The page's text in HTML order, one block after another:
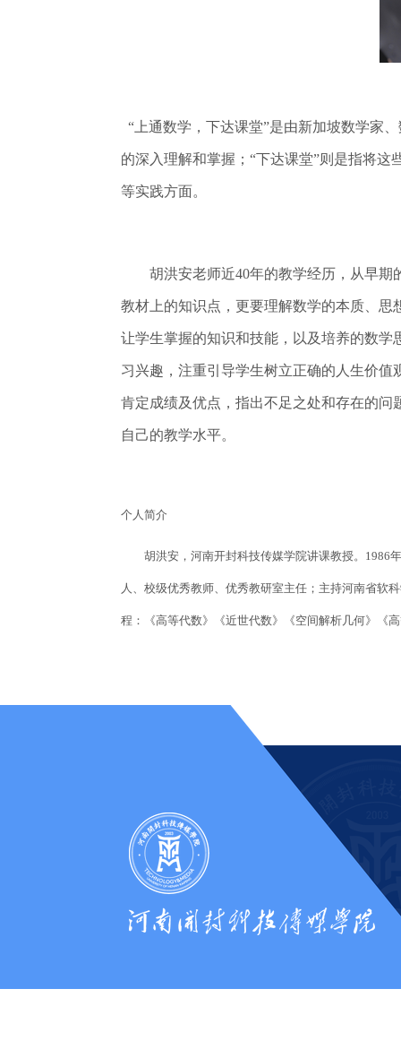
“上通数学，下达课堂”是由新加坡数学家
的深入理解和掌握；“下达课堂”则是指将
等实践方面。
胡洪安老师近40年的教学经历，从早期的
教材上的知识点，更要理解数学的本质、
让学生掌握的知识和技能，以及培养的数
习兴趣，注重引导学生树立正确的人生价
肯定成绩及优点，指出不足之处和存在的
自己的教学水平。
个人简介
胡洪安，河南开封科技传媒学院讲课教授。1986年
人、校级优秀教师、优秀教研室主任；主持河南省软
程：《高等代数》《近世代数》《空间解析几何》《